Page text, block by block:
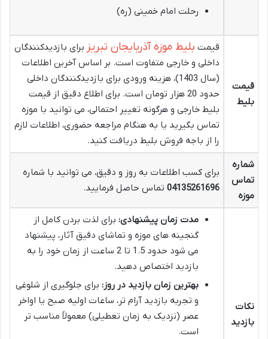
رحلت امام خمینی (ره)
قیمت
بلیط
قیمت بلیط موزه آذربایجان تبریز برای بازدیدکنندگان
داخلی و خارجی متفاوت است. بر اساس آخرین اطلاعات
(سال 1403)، هزینه ورودی برای بازدیدکنندگان داخلی
حدود 20 هزار تومان است. برای اطلاع دقیق از قیمت
بلیط خارجی و هرگونه تغییر احتمالی، می توانید با موزه
تماس بگیرید یا به هنگام مراجعه حضوری، اطلاعات لازم
را از باجه فروش بلیط دریافت کنید.
شماره
تماس
موزه
برای کسب اطلاعات به روز و دقیق، می توانید با شماره
04135261696 تماس حاصل فرمایید.
نکات
بازدید
مدت زمان پیشنهادی: برای لذت بردن کامل از
گنجینه های موزه و تماشای دقیق آثار، پیشنهاد
می شود حدود 1.5 تا 2 ساعت از زمان خود را به
بازدید اختصاص دهید.
بهترین زمان بازدید در روز: برای جلوگیری از شلوغی
و تجربه بازدید آرام تر، ساعات اولیه صبح یا اواخر
عصر (نزدیک به زمان تعطیلی) معمولاً مناسب تر
است.